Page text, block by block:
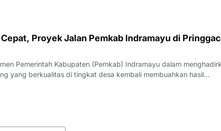
Proyek Jalan Pemkab Indramayu di
Pemerintah Kabupaten (Pemkab) Indramayu dalam
yang berkualitas di tingkat desa kembali membuahkan hasil
yang apik antara pemangku kebijakan dan penyedia jasa, proyek